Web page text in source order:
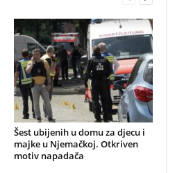
Šest ubijenih u domu za djecu i
majke u Njemačkoj. Otkriven
motiv napadača